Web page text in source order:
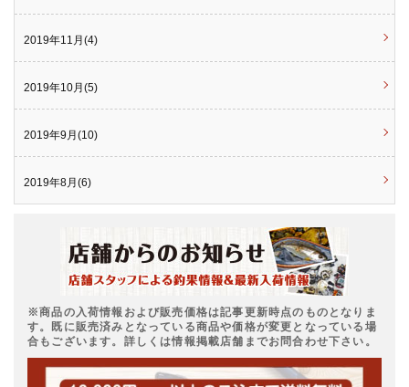
2019年11月(4)
2019年10月(5)
2019年9月(10)
2019年8月(6)
※商品の入荷情報および販売価格は記事更新時点のものとなりま
す。既に販売済みとなっている商品や価格が変更となっている場
合もございます。詳しくは情報掲載店舗までお問合わせ下さい。